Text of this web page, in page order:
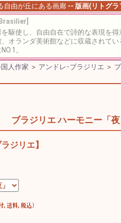
自由が丘にある画廊 -- 版画(リトグ
駆使し、自由自在で詩的な表現を
オランダ美術館などに収蔵されて
。
人作家 ＞ アンドレ･ブラジリエ ＞
ブラジリエ ハーモニー「
ラジリエ】